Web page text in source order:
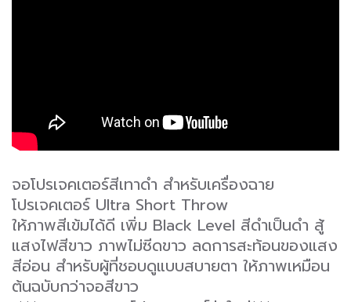
จอโปรเจคเตอร์สีเทาดำ สำหรับเครื่องฉาย
โปรเจคเตอร์ Ultra Short Throw
ให้ภาพสีเข้มได้ดี เพิ่ม Black Level สีดำเป็นดำ สู้
แสงไฟสีขาว ภาพไม่ซีดขาว ลดการสะท้อนของแสง
สีอ่อน สำหรับผู้ที่ชอบดูแบบสบายตา ให้ภาพเหมือน
ต้นฉบับกว่าจอสีขาว